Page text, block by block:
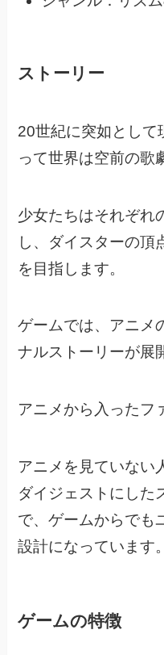
ストーリー
20世紀に突如として
って世界は空前の歌
少女たちはそれぞれ
し、 ダイスターの頂
を目指します。
ゲームでは、アニメ
ナルストーリーが展
アニメから入ったフ
アニメを見ていない
ダイジェストにした
で、ゲームからでも
設計になっています。
ゲームの特徴